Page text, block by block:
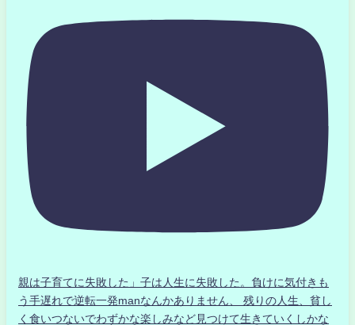
親は子育てに失敗した」子は人生に失敗した。負けに気付きも
う手遅れで逆転一発manなんかありません、 残りの人生、貧し
く食いつないでわずかな楽しみなど見つけて生きていくしかな